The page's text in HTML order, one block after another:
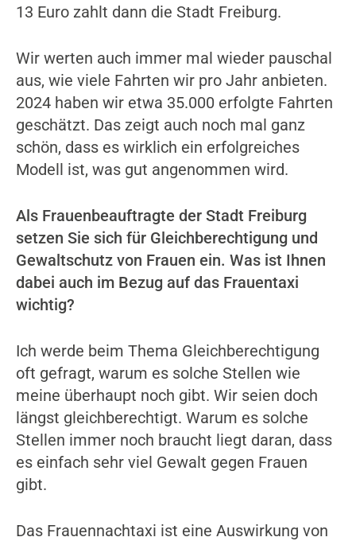
13 Euro zahlt dann die Stadt Freiburg.
Wir werten auch immer mal wieder pauschal
aus, wie viele Fahrten wir pro Jahr anbieten.
2024 haben wir etwa 35.000 erfolgte Fahrten
geschätzt. Das zeigt auch noch mal ganz
schön, dass es wirklich ein erfolgreiches
Modell ist, was gut angenommen wird.
Als Frauenbeauftragte der Stadt Freiburg
setzen Sie sich für Gleichberechtigung und
Gewaltschutz von Frauen ein. Was ist Ihnen
dabei auch im Bezug auf das Frauentaxi
wichtig?
Ich werde beim Thema Gleichberechtigung
oft gefragt, warum es solche Stellen wie
meine überhaupt noch gibt. Wir seien doch
längst gleichberechtigt. Warum es solche
Stellen immer noch braucht liegt daran, dass
es einfach sehr viel Gewalt gegen Frauen
gibt.
Das Frauennachtaxi ist eine Auswirkung von